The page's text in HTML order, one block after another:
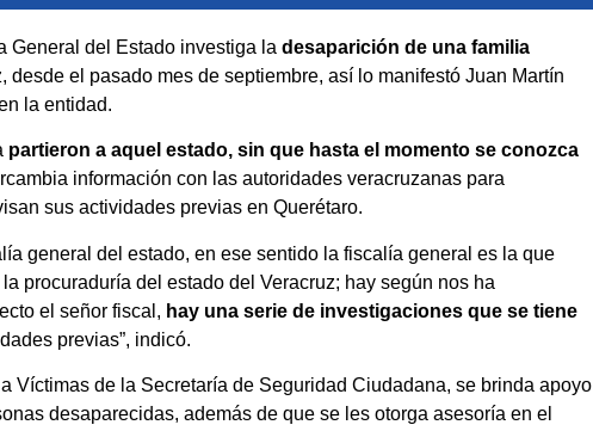
General del Estado investiga la desaparición de una familia
desde el pasado mes de septiembre, así lo manifestó Juan Martín
la entidad.
partieron a aquel estado, sin que hasta el momento se conozca
información con las autoridades veracruzanas para
sus actividades previas en Querétaro.
general del estado, en ese sentido la fiscalía general es la que
procuraduría del estado del Veracruz; hay según nos ha
el señor fiscal, hay una serie de investigaciones que se tiene
previas”, indicó.
Víctimas de la Secretaría de Seguridad Ciudadana, se brinda apoyo
desaparecidas, además de que se les otorga asesoría en el